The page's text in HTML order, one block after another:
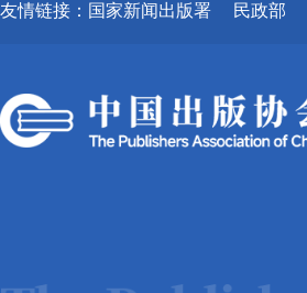
友情链接： 国家新闻出版署 民政部